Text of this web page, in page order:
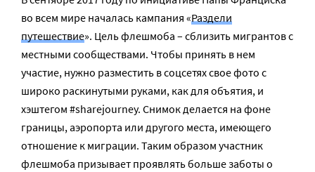
во всем мире началась кампания «Раздели
путешествие». Цель флешмоба – сблизить мигрантов с
местными сообществами. Чтобы принять в нем
участие, нужно разместить в соцсетях свое фото с
широко раскинутыми руками, как для объятия, и
хэштегом #sharejourney. Снимок делается на фоне
границы, аэропорта или другого места, имеющего
отношение к миграции. Таким образом участник
флешмоба призывает проявлять больше заботы о